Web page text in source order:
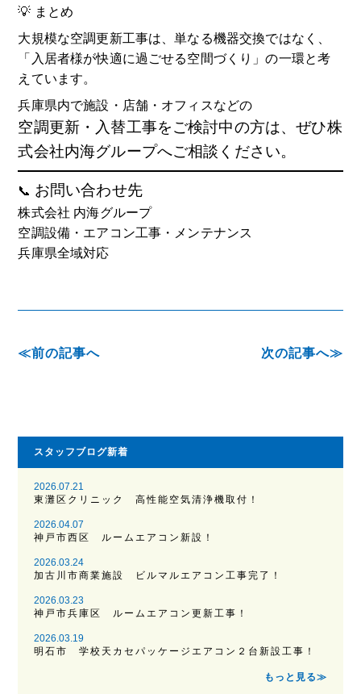
💡 まとめ
大規模な空調更新工事は、単なる機器交換ではなく、
「入居者様が快適に過ごせる空間づくり」の一環と考
えています。
兵庫県内で施設・店舗・オフィスなどの
空調更新・入替工事をご検討中の方は、ぜひ株
式会社内海グループへご相談ください。
📞 お問い合わせ先
株式会社 内海グループ
空調設備・エアコン工事・メンテナンス
兵庫県全域対応
前の記事へ 次の記事へ
スタッフブログ新着
2026.07.21
東灘区クリニック 高性能空気清浄機取付！
2026.04.07
神戸市西区 ルームエアコン新設！
2026.03.24
加古川市商業施設 ビルマルエアコン工事完了！
2026.03.23
神戸市兵庫区 ルームエアコン更新工事！
2026.03.19
明石市 学校天カセパッケージエアコン２台新設工事！
もっと見る≫